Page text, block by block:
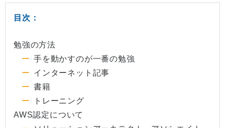
目次：
勉強の方法
手を動かすのが一番の勉強
インターネット記事
書籍
トレーニング
AWS認定について